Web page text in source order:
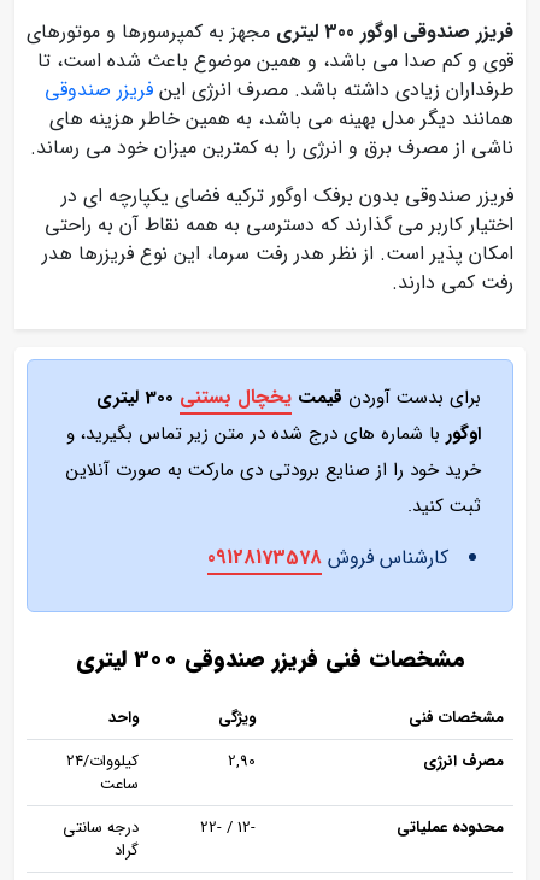
فریزر صندوقی اوگور 300 لیتری
مجهز به کمپرسورها و موتورهای
قوی و کم صدا می باشد، و همین موضوع باعث شده است، تا
طرفداران زیادی داشته باشد. مصرف انرژی این فریزر صندوقی
همانند دیگر مدل بهینه می باشد، به همین خاطر هزینه های
ناشی از مصرف برق و انرژی را به کمترین میزان خود می رساند.
فریزر صندوقی بدون برفک اوگور ترکیه فضای یکپارچه ای در
اختیار کاربر می گذارند که دسترسی به همه نقاط آن به راحتی
امکان پذیر است. از نظر هدر رفت سرما، این نوع فریزرها هدر
رفت کمی دارند.
برای بدست آوردن قیمت یخچال بستنی
300 لیتری
اوگور با شماره های درج شده در متن زیر تماس بگیرید، و
خرید خود را از صنایع برودتی دی مارکت به صورت آنلاین
ثبت کنید.
کارشناس فروش 09128173578
مشخصات فنی فریزر صندوقی 300 لیتری
مشخصات فنی ویژگی
واحد
مصرف انرژی
2,90
کیلووات/24
ساعت
محدوده عملیاتی
-12 / -22
درجه سانتی
گراد